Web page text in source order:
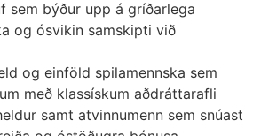
sem býður upp á gríðarlega
og ósvikin samskipti við
og einföld spilamennska sem
með klassískum aðdráttarafli
samt atvinnumenn sem snúast